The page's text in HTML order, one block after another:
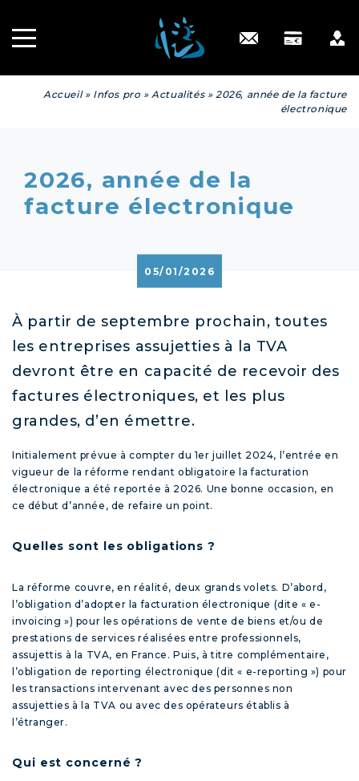
Engagé RSE
Contact
Accueil» Infos pro »Actualités» 2026, année de la facture
électronique
2026, année de la
facture électronique
05/01/2026
À partir de septembre prochain, toutes
les entreprises assujetties à la TVA
devront être en capacité de recevoir des
factures électroniques, et les plus
grandes, d’en émettre.
Initialement prévue à compter du 1er juillet 2024, l’entrée en
vigueur de la réforme rendant obligatoire la facturation
électronique a été reportée à 2026. Une bonne occasion, en
ce début d’année, de refaire un point.
Quelles sont les obligations ?
La réforme couvre, en réalité, deux grands volets. D’abord,
l’obligation d’adopter la facturation électronique (dite « e-
invoicing ») pour les opérations de vente de biens et/ou de
prestations de services réalisées entre professionnels,
assujettis à la TVA, en France. Puis, à titre complémentaire,
l’obligation de reporting électronique (dit « e-reporting ») pour
les transactions intervenant avec des personnes non
assujetties à la TVA ou avec des opérateurs établis à
l’étranger.
Qui est concerné ?